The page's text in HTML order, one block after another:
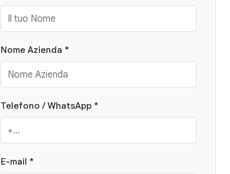
Nome Azienda *
Telefono / WhatsApp *
E-mail *